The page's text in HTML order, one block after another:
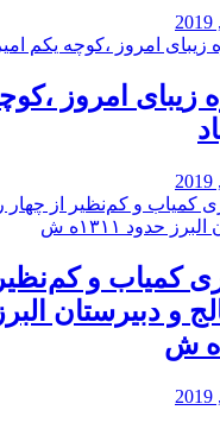
زیبای امروز
کمیاب و کم‌نظیر
و دبيرستان